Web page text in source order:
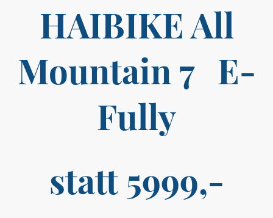
HAIBIKE All
Mountain 7 E-
Fully
statt 5999,-